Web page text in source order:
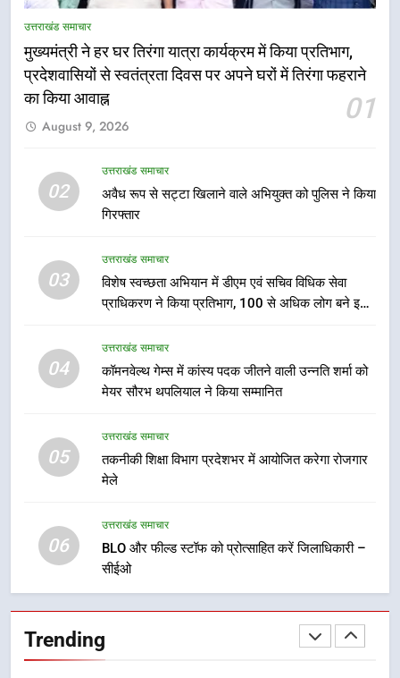
उत्तराखंड समाचार
मुख्यमंत्री ने हर घर तिरंगा यात्रा कार्यक्रम में किया प्रतिभाग,
प्रदेशवासियों से स्वतंत्रता दिवस पर अपने घरों में तिरंगा फहराने
का किया आवाह्न
01
August 9, 2026
02
उत्तराखंड समाचार
अवैध रूप से सट्टा खिलाने वाले अभियुक्त को पुलिस ने किया
गिरफ्तार
03
उत्तराखंड समाचार
विशेष स्वच्छता अभियान में डीएम एवं सचिव विधिक सेवा
प्राधिकरण ने किया प्रतिभाग, 100 से अधिक लोग बने इस
04
उत्तराखंड समाचार
कॉमनवेल्थ गेम्स में कांस्य पदक जीतने वाली उन्नति शर्मा को
मेयर सौरभ थपलियाल ने किया सम्मानित
05
उत्तराखंड समाचार
तकनीकी शिक्षा विभाग प्रदेशभर में आयोजित करेगा रोजगार
मेले
06
उत्तराखंड समाचार
BLO और फील्ड स्टॉफ को प्रोत्साहित करें जिलाधिकारी –
सीईओ
Trending
तकनीकी शिक्षा विभाग प्रदेशभर में
उत्तराखंड समाचार
6
उत्तराखंड समाचार
पहुंचाने की तैयारी, 9 से 17 अगस्त तक
होंगे देशभक्ति के विविध कार्यक्रम
उत्तराखंड समाचार
कावड़ मेले को सकुशल रूप से संपन्न कराने
के लिए खुद मैदान में उतरे एसएसपी दून
1
से स्वतंत्रता दिवस पर अपने घरों में तिरंगा
फहराने का किया आवाह्न
उत्तराखंड समाचार